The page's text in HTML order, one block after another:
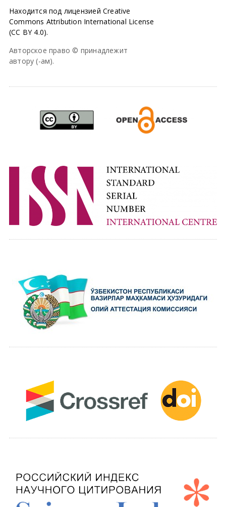
Находится под лицензией Creative
Commons Attribution International License
(CC BY 4.0).
Авторское право © принадлежит
автору (-ам).